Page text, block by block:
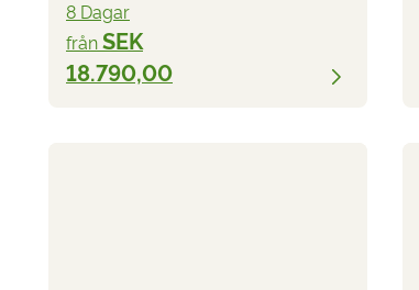
8 Dagar
från SEK
18.790,00